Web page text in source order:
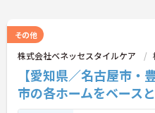
・出退勤の時間を柔軟に調整で
わせたスケジュール管理が可能
・ご自宅からの直行訪問など効
できることで、業務の負担を軽
をつけて活躍できます
その他
株式会社ベネッセスタイルケア
【愛知県／名古屋市
市の各ホームをベース